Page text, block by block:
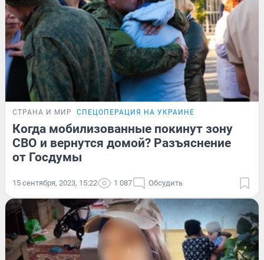
СТРАНА И МИР СПЕЦОПЕРАЦИЯ НА УКРАИНЕ
Когда мобилизованные покинут зону
СВО и вернутся домой? Разъяснение
от Госдумы
15 сентября, 2023, 15:22 1 087 Обсудить